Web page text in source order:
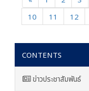
10
11 12
CONTENTS
ข่าวประชาสัมพันธ์